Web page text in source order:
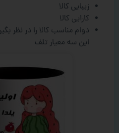
زیبایی کالا
کارایی کالا
دوام مناسب کالا را در نظر
این سه معیار تلف